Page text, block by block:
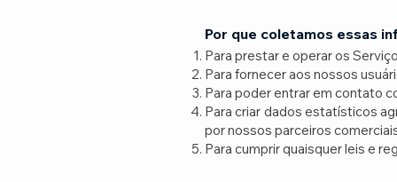
Por que coletamos essas
Para prestar e operar os
Para fornecer aos nossos
Para poder entrar em contato
Para criar dados estatísticos
por nossos parceiros
Para cumprir quaisquer leis e